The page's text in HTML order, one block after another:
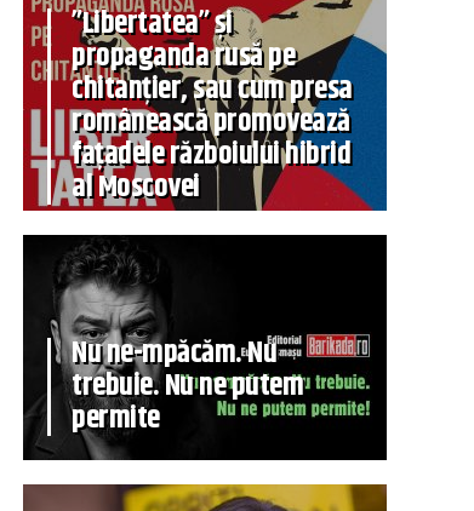
”Libertatea” și
propaganda rusă pe
chitanțier, sau cum presa
românească promovează
fațadele războiului hibrid
al Moscovei
Nu ne-mpăcăm. Nu
trebuie. Nu ne putem
permite